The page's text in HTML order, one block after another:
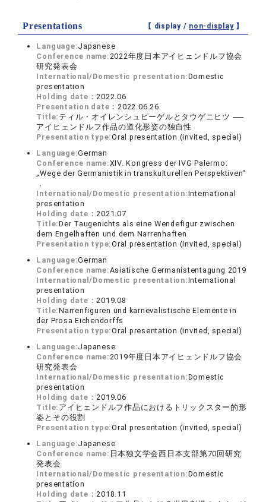
Presentations 【 display / non-display】
Language:Japanese
Conference name: 2022年度日本アイヒェンドルフ協会
研究発表会
International/Domestic presentation:Domestic
presentation
Holding date： 2022.06
Presentation date： 2022.06.26
Title: ティル・オイレンシュピーゲルとタウゲニヒツ ──
アイヒェンドルフ作品の道化形姿の独自性
Presentation type:Oral presentation (invited, special)
Language:German
Conference name:XIV. Kongress der IVG Palermo:
„Wege der Germanistik in transkulturellen Perspektiven“
，
International/Domestic presentation:International
presentation
Holding date： 2021.07
Title:Der Taugenichts als eine Wendefigur zwischen
dem Engelhaften und dem Narrenhaften
Presentation type:Oral presentation (invited, special)
Language:German
Conference name:Asiatische Germanistentagung 2019
International/Domestic presentation:International
presentation
Holding date： 2019.08
Title:Narrenfiguren und karnevalistische Elemente in
der Prosa Eichendorffs
Presentation type:Oral presentation (invited, special)
Language:Japanese
Conference name: 2019年度日本アイヒェンドルフ協会
研究発表会
International/Domestic presentation:Domestic
presentation
Holding date： 2019.06
Title: アイヒェンドルフ作品におけるトリックスター的形
姿とその役割
Presentation type:Oral presentation (invited, special)
Language:Japanese
Conference name: 日本独文学会西日本支部第70回研究
発表会
International/Domestic presentation:Domestic
presentation
Holding date： 2018.11